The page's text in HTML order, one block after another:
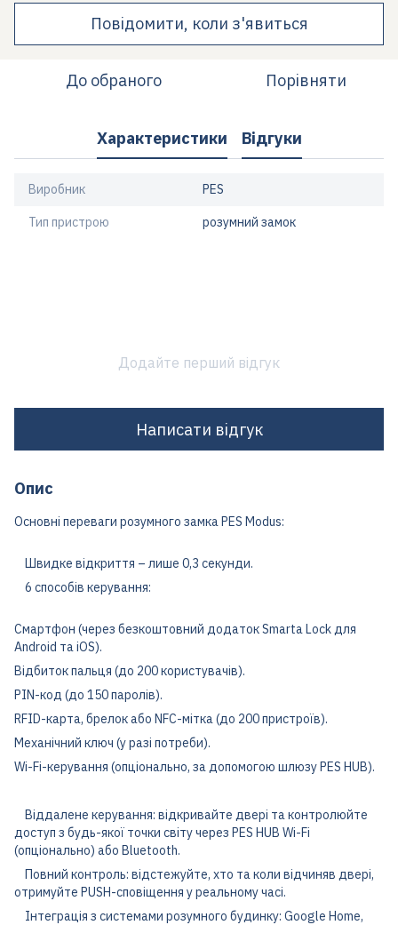
Повідомити, коли з'явиться
До обраного Порівняти
Характеристики Відгуки
Виробник PES
Тип пристрою розумний замок
Додайте перший відгук
Написати відгук
Опис
Основні переваги розумного замка PES Modus:
Швидке відкриття – лише 0,3 секунди.
6 способів керування:
Смартфон (через безкоштовний додаток Smarta Lock для
Android та iOS).
Відбиток пальця (до 200 користувачів).
PIN-код (до 150 паролів).
RFID-карта, брелок або NFC-мітка (до 200 пристроїв).
Механічний ключ (у разі потреби).
Wi-Fi-керування (опціонально, за допомогою шлюзу PES HUB).
Віддалене керування: відкривайте двері та контролюйте
доступ з будь-якої точки світу через PES HUB Wi-Fi
(опціонально) або Bluetooth.
Повний контроль: відстежуйте, хто та коли відчиняв двері,
отримуйте PUSH-сповіщення у реальному часі.
Інтеграція з системами розумного будинку: Google Home,